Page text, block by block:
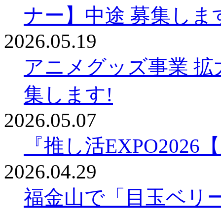
ナー】中途 募集しま
2026.05.19
アニメグッズ事業
集します!
2026.05.07
『推し活EXPO2026
2026.04.29
福金山で「目玉ベリ